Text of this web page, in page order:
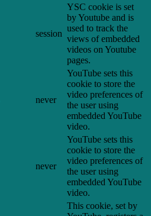
session
YSC cookie is set
by Youtube and is
used to track the
views of embedded
videos on Youtube
pages.
never
YouTube sets this
cookie to store the
video preferences of
the user using
embedded YouTube
video.
never
YouTube sets this
cookie to store the
video preferences of
the user using
embedded YouTube
video.
This cookie, set by